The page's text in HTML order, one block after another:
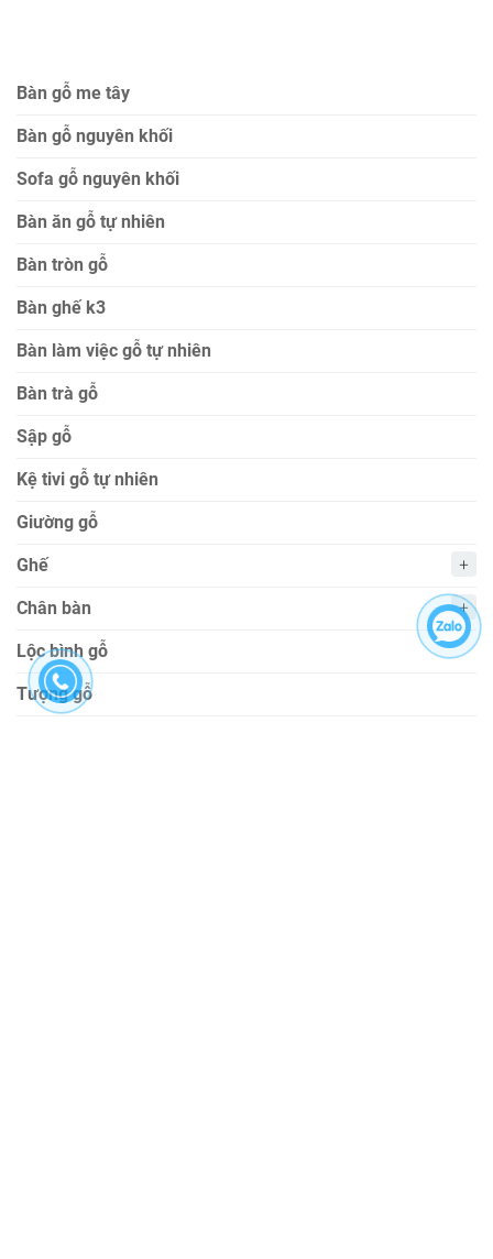
Bàn gỗ me tây
Bàn gỗ nguyên khối
Sofa gỗ nguyên khối
Bàn ăn gỗ tự nhiên
Bàn tròn gỗ
Bàn ghế k3
Bàn làm việc gỗ tự nhiên
Bàn trà gỗ
Sập gỗ
Kệ tivi gỗ tự nhiên
Giường gỗ
Ghế
Chân bàn
Lộc bình gỗ
Tượng gỗ